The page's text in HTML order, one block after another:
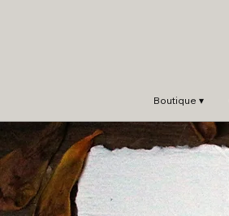
Boutique ▾